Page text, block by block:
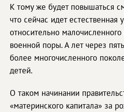
К тому же будет повышаться
что сейчас идет
относительно
военной поры. А лет через
более многочисленного
детей.
О таком начинании
«материнского капитала» за